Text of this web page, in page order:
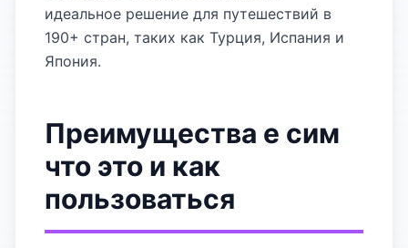
идеальное решение для путешествий в
190+ стран, таких как Турция, Испания и
Япония.
Преимущества е сим
что это и как
пользоваться